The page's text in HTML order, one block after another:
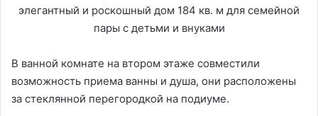
В ванной комнате на втором этаже совместили
возможность приема ванны и душа, они расположены
за стеклянной перегородкой на подиуме.